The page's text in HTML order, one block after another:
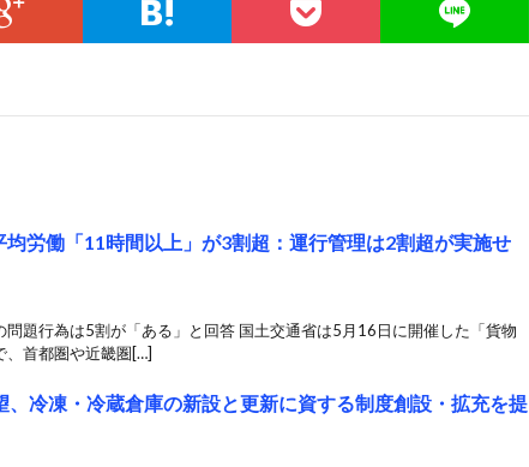
労働「11時間以上」が3割超：運行管理は2割超が実施せ
題行為は5割が「ある」と回答 国土交通省は5月16日に開催した「貨物
、首都圏や近畿圏[…]
冷凍・冷蔵倉庫の新設と更新に資する制度創設・拡充を提